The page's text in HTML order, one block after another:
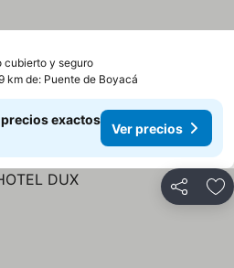
cubierto y seguro
km de: Puente de Boyacá
exactos
Ver precios
Compartir